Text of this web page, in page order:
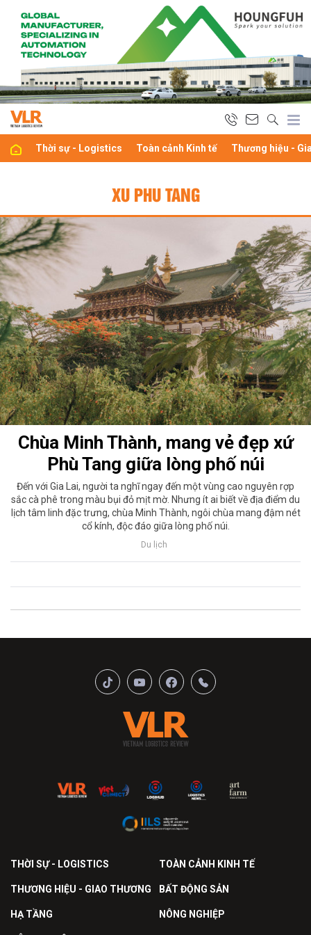
Thời sự - Logistics Toàn cảnh Kinh tế Thương hiệu -
XU PHU TANG
Chùa Minh Thành, mang vẻ đẹp xứ
Phù Tang giữa lòng phố núi
Đến với Gia Lai, người ta nghĩ ngay đến một vùng cao nguyên rợp
sắc cà phê trong màu bụi đỏ mịt mờ. Nhưng ít ai biết về địa điểm du
lịch tâm linh đặc trưng, chùa Minh Thành, ngôi chùa mang đậm nét
cổ kính, độc đáo giữa lòng phố núi.
Du lịch
THỜI SỰ - LOGISTICS TOÀN CẢNH KINH TẾ
THƯƠNG HIỆU - GIAO THƯƠNG BẤT ĐỘNG SẢN
HẠ TẦNG NÔNG NGHIỆP